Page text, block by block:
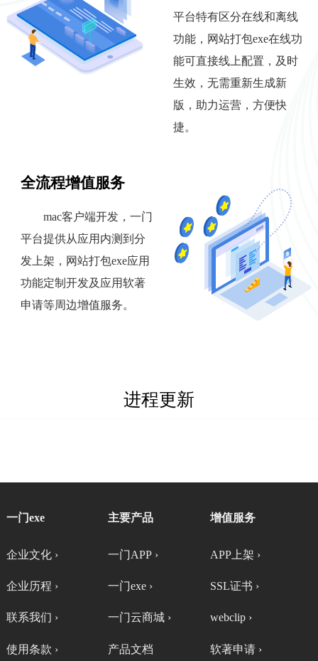
平台特有区分在线和离线
功能，网站打包exe在线功
能可直接线上配置，及时
生效，无需重新生成新
版，助力运营，方便快
捷。
全流程增值服务
mac客户端开发，一门
平台提供从应用内测到分
发上架，网站打包exe应用
功能定制开发及应用软著
申请等周边增值服务。
进程更新
一门exe
企业文化 ›
企业历程 ›
联系我们 ›
使用条款 ›
主要产品
一门APP ›
一门exe ›
一门云商城 ›
产品文档
增值服务
APP上架 ›
SSL证书 ›
webclip ›
软著申请 ›